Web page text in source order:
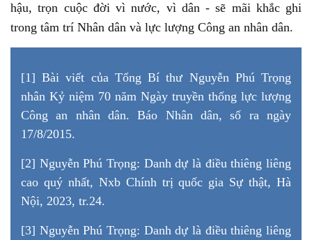
hậu, trọn cuộc đời vì nước, vì dân - sẽ mãi khắc ghi
trong tâm trí Nhân dân và lực lượng Công an nhân dân.
[1] Bài viết của Tổng Bí thư Nguyễn Phú Trọng
nhân Kỷ niệm 70 năm Ngày truyền thống lực lượng
Công an nhân dân. Báo Nhân dân, số ra ngày
17/8/2015.
[2] Nguyễn Phú Trọng: Danh dự là điều thiêng liêng
cao quý nhất, Nxb Chính trị quốc gia Sự thật, Hà
Nội, 2023, tr.24.
[3] Nguyễn Phú Trọng: Danh dự là điều thiêng liêng